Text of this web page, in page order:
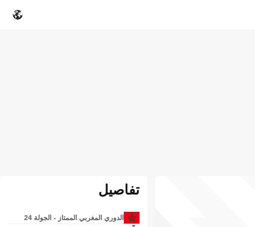
تفاصيل
الدوري المغربي الممتاز - الجولة 24